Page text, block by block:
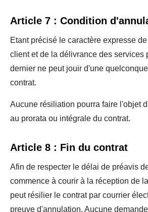
Article 7 : Condition
Etant précisé le caractère expresse
client et de la délivrance des services
dernier ne peut jouir d'une
contrat.
Aucune résiliation pourra faire l'objet
au prorata ou intégrale du contrat.
Article 8 : Fin du contrat
Afin de respecter le délai de préavis
commence à courir à la réception de
peut résilier le contrat par courrier
preuve d'annulation. Aucune